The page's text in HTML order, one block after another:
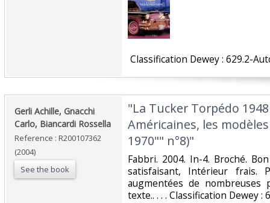
Classification Dewey : 629.2-
‎Gerli Achille, Gnacchi
Carlo, Biancardi Rossella‎
Reference : R200107362
(2004)
See the book
‎"La Tucker Torpédo
Américaines, les
1970"" n°8)"‎
‎Fabbri. 2004. In-4. Broché.
satisfaisant, Intérieur frais.
augmentées de nombreuses
texte.. . . . Classification Dewey :